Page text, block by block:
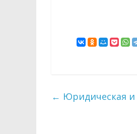
← Юридическая и